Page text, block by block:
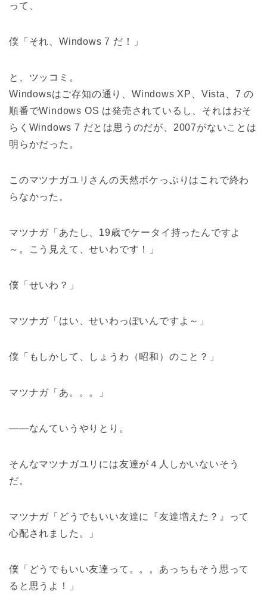
って、
僕「それ、Windows 7 だ！」
と、ツッコミ。
Windowsはご存知の通り、Windows XP、Vista、7 の
順番でWindows OS は発売されているし、それはおそ
らくWindows 7 だとは思うのだが、2007がないことは
明らかだった。
このマツナガユリさんの天然ボケっぷりはこれで終わ
らなかった。
マツナガ「あたし、19歳でケータイ持ったんですよ
～。こう見えて、せいわです！」
僕「せいわ？」
マツナガ「はい、せいわっぽいんですよ～」
僕「もしかして、しょうわ（昭和）のこと？」
マツナガ「あ。。。」
――なんていうやりとり。
そんなマツナガユリには友達が４人しかいないそう
だ。
マツナガ「どうでもいい友達に『友達増えた？』って
心配されました。」
僕「どうでもいい友達って。。。あっちもそう思って
ると思うよ！」